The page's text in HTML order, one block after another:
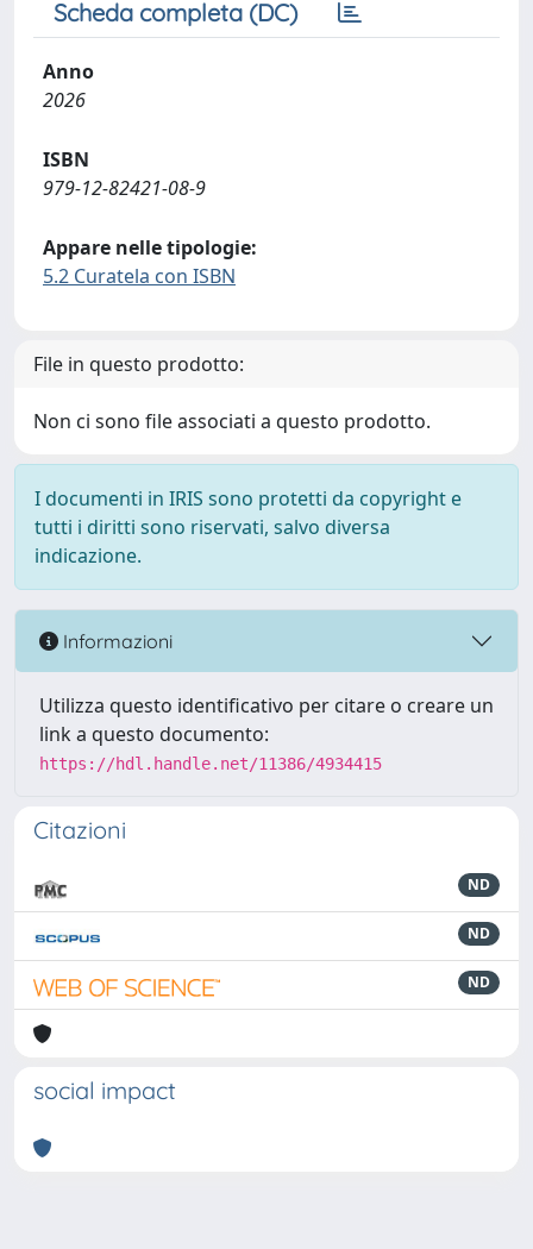
Scheda completa (DC)
Anno
2026
ISBN
979-12-82421-08-9
Appare nelle tipologie:
5.2 Curatela con ISBN
File in questo prodotto:
Non ci sono file associati a questo prodotto.
I documenti in IRIS sono protetti da copyright e
tutti i diritti sono riservati, salvo diversa
indicazione.
Informazioni
Utilizza questo identificativo per citare o creare un
link a questo documento:
https://hdl.handle.net/11386/4934415
Citazioni
ND
ND
ND
social impact